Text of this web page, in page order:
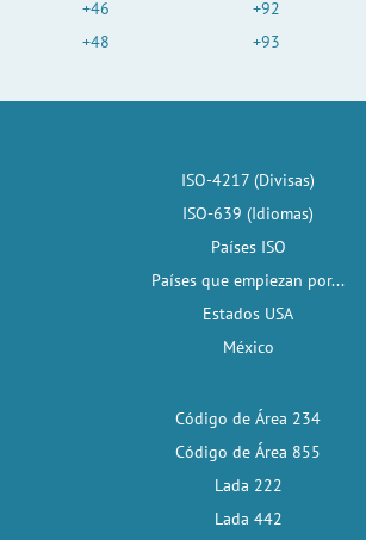
+46
+48
+92
+93
ISO-4217 (Divisas)
ISO-639 (Idiomas)
Países ISO
Países que empiezan por...
Estados USA
México
Código de Área 234
Código de Área 855
Lada 222
Lada 442